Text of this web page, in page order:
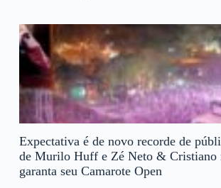
Expectativa é de novo recorde de
de Murilo Huff e Zé Neto & Cristiano
garanta seu Camarote Open